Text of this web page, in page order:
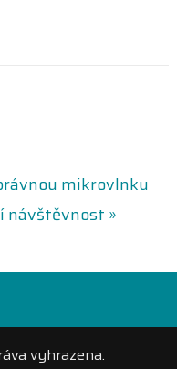
mikrovlnku
návštěvnost »
vyhrazena.